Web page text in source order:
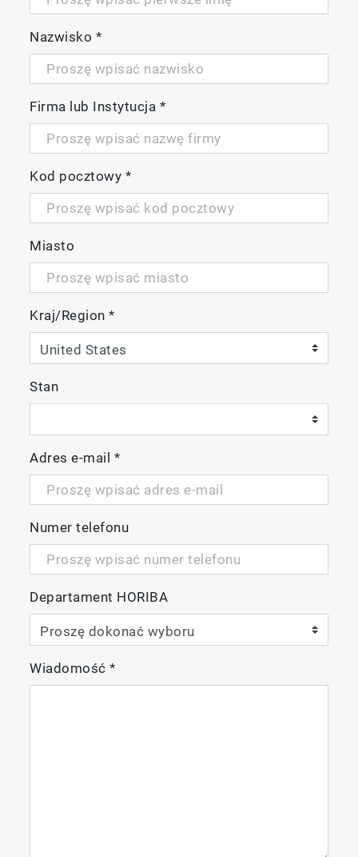
Nazwisko *
Firma lub Instytucja *
Kod pocztowy *
Miasto
Kraj/Region*
Stan
Adres e-mail *
Numer telefonu
Departament HORIBA
Wiadomość*